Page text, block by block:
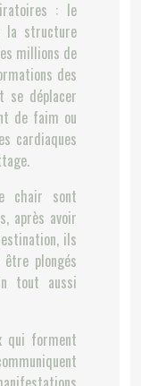
: le
la structure
millions de
des
se déplacer
de faim ou
cardiaques
chair sont
après avoir
ils
plongés
tout aussi
qui forment